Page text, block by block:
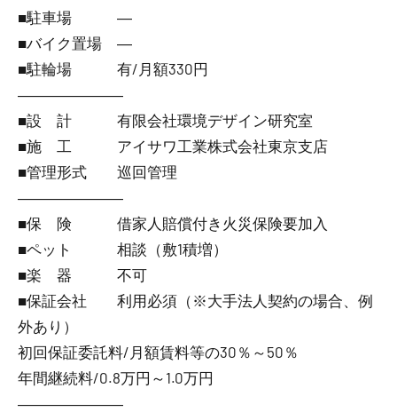
■駐車場 ―
■バイク置場 ―
■駐輪場 有/月額330円
―――――――
■設 計 有限会社環境デザイン研究室
■施 工 アイサワ工業株式会社東京支店
■管理形式 巡回管理
―――――――
■保 険 借家人賠償付き火災保険要加入
■ペット 相談（敷1積増）
■楽 器 不可
■保証会社 利用必須（※大手法人契約の場合、例
外あり）
初回保証委託料/月額賃料等の30％～50％
年間継続料/0.8万円～1.0万円
―――――――